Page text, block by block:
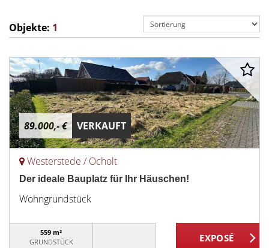
Objekte: 1
89.000,- € VERKAUFT
Westerstede / Ocholt
Der ideale Bauplatz für Ihr Häuschen!
Wohngrundstück
559 m²
GRUNDSTÜCK